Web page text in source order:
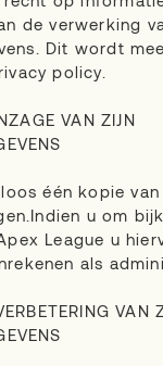
de verwerking
Dit wordt
policy.
VAN ZIJN
één kopie
u om
League u
als
VAN